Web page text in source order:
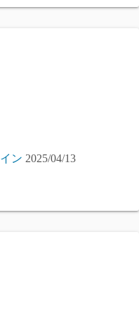
ン 2025/04/13